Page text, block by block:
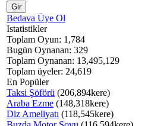
Bedava Üye Ol
Istatistikler
Toplam Oyun: 1,784
Bugün Oynanan: 329
Toplam Oynanan: 13,495,129
Toplam üyeler: 24,619
En Popüler
Taksi Şöförü (206,894kere)
Araba Ezme (148,318kere)
Diz Ameliyatı (118,545kere)